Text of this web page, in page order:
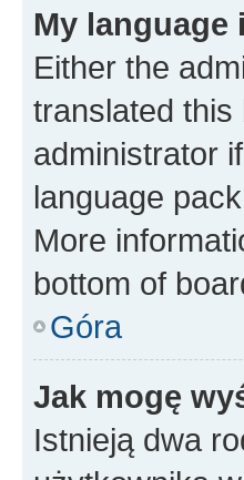
My
Either the
translated this
administrator
language
More
bottom of
Góra
Jak mogę
Istnieją dwa